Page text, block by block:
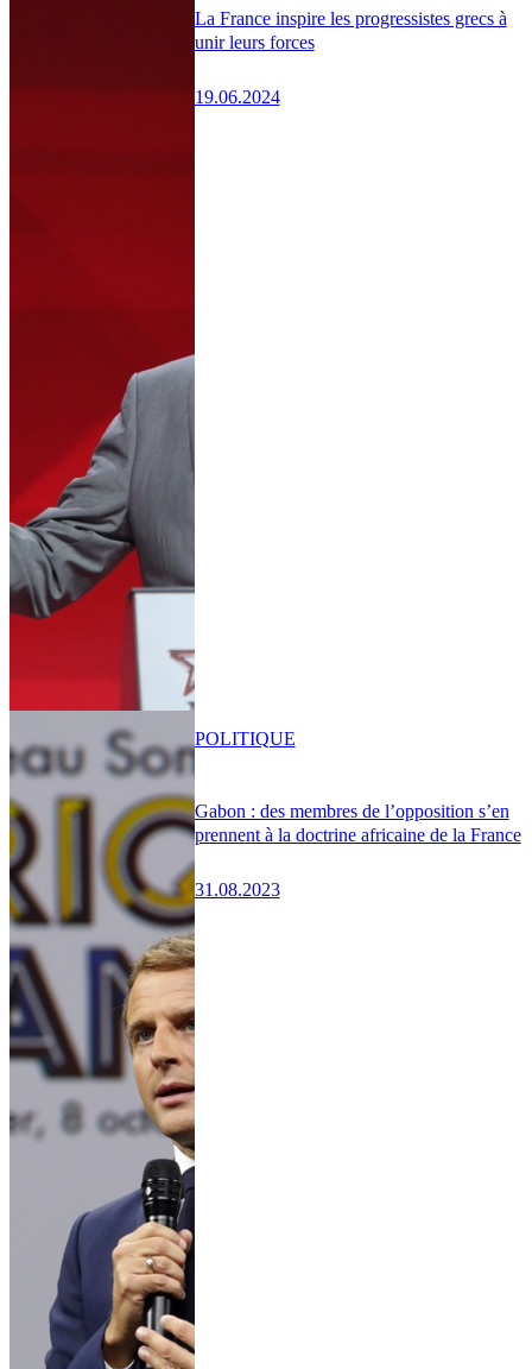
La France inspire les progressistes grecs à
unir leurs forces
19.06.2024
Gabon : des membres de l’opposition s’en
prennent à la doctrine africaine de la France
31.08.2023
POLITIQUE